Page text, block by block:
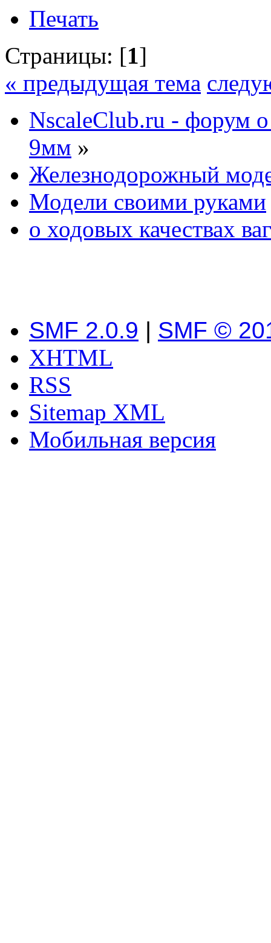
Печать
Страницы: [1]
« предыдущая тема
NscaleClub.ru - форум
9мм »
Железнодорожный
Модели своими руками
о ходовых качествах
SMF 2.0.9 | SMF ©
XHTML
RSS
Sitemap XML
Мобильная версия